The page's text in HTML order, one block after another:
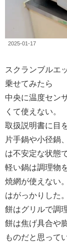
2025-01-17
スクランブルエ
乗せてみたら
中央に温度セン
くて使えない。
取扱説明書に目
片手鍋や小径鍋
は不安定な状態
軽い鍋は調理物
焼網が使えない
はがっかりした。
餅はグリルで調
餅は焦げ具合や
ものだと思って